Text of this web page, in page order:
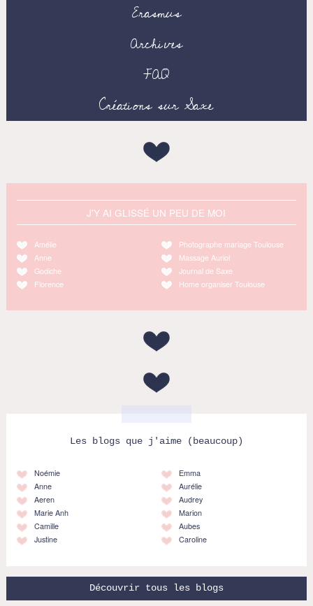
Erasmus
Archives
FAQ
Créations sur Saxe
J'Y AI GLISSÉ UN PEU DE MOI
Amélie
Anne
Godiche
Florence
Photographe mariage Toulouse
Massage Auriol
Journal de Saxe
Home organiser Toulouse
Les blogs que j'aime (beaucoup)
Noémie
Anne
Aeren
Marie Anh
Camille
Justine
Emma
Aurélie
Audrey
Marion
Aubes
Caroline
Découvrir tous les blogs